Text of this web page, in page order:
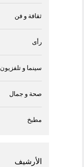
ثقافة و فن
رأى
سينما و تلفزيون
صحة و جمال
مطبخ
الأرشيف